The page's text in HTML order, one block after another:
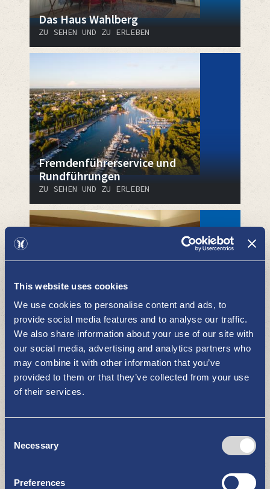
This website uses cookies
We use cookies to personalise content and ads, to
provide social media features and to analyse our traffic.
We also share information about your use of our site with
our social media, advertising and analytics partners who
may combine it with other information that you’ve
provided to them or that they’ve collected from your use
of their services.
Selection
Necessary
Preferences
Das Haus Wahlberg
ZU SEHEN UND ZU ERLEBEN
Fremdenführerservice und
Rundführungen
ZU SEHEN UND ZU ERLEBEN
Kulturzentrum Cruselli
ZU SEHEN UND ZU ERLEBEN